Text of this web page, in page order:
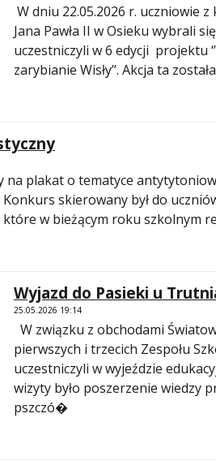
W dniu 22.05.2026 r. uczniowie z
Jana Pawła II w Osieku wybrali
uczestniczyli w 6 edycji projektu
zarybianie Wisły’’. Akcja ta
plakat o tematyce
skierowany był do
w bieżącym roku szkolnym
Wyjazd do Pasieki u
25.05.2026 19:14
W związku z obchodami
pierwszych i trzecich Zespołu
uczestniczyli w wyjeździe
wizyty było poszerzenie wiedzy
pszczó�